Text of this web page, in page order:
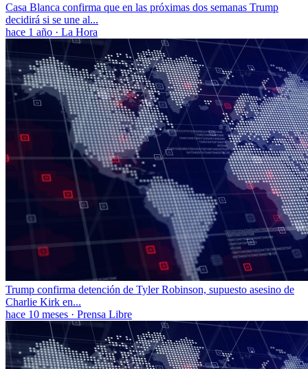
Casa Blanca confirma que en las próximas dos semanas Trump
decidirá si se une al...
hace 1 año · La Hora
Trump confirma detención de Tyler Robinson, supuesto asesino de
Charlie Kirk en...
hace 10 meses · Prensa Libre